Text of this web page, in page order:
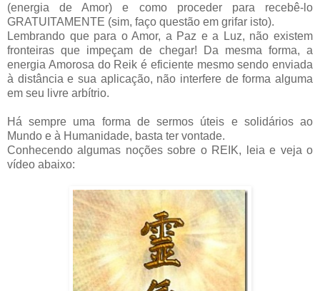
(energia de Amor) e como proceder para recebê-lo
GRATUITAMENTE (sim, faço questão em grifar isto).
Lembrando que para o Amor, a Paz e a Luz, não existem
fronteiras que impeçam de chegar! Da mesma forma, a
energia Amorosa do Reik é eficiente mesmo sendo enviada
à distância e sua aplicação, não interfere de forma alguma
em seu livre arbítrio.
Há sempre uma forma de sermos úteis e solidários ao
Mundo e à Humanidade, basta ter vontade.
Conhecendo algumas noções sobre o REIK, leia e veja o
vídeo abaixo: